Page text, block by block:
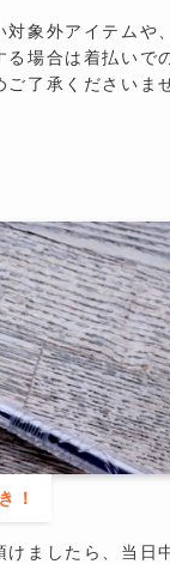
象外アイテムや
る場合は着払いで
了承くださいま
！
けましたら、当日